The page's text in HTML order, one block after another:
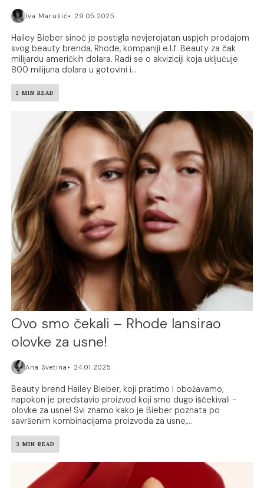
Iva Marušić 29.05.2025.
Hailey Bieber sinoć je postigla nevjerojatan uspjeh prodajom
svog beauty brenda, Rhode, kompaniji e.l.f. Beauty za čak
milijardu američkih dolara. Radi se o akviziciji koja uključuje
800 milijuna dolara u gotovini i...
2 MIN READ
Ovo smo čekali – Rhode lansirao
olovke za usne!
Ana Svetina 24.01.2025.
Beauty brend Hailey Bieber, koji pratimo i obožavamo,
napokon je predstavio proizvod koji smo dugo iščekivali -
olovke za usne! Svi znamo kako je Bieber poznata po
savršenim kombinacijama proizvoda za usne,...
3 MIN READ